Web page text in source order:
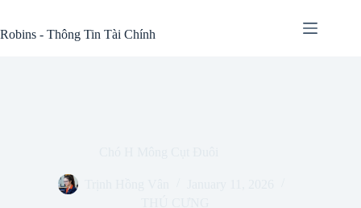
content
Robins - Thông Tin Tài Chính